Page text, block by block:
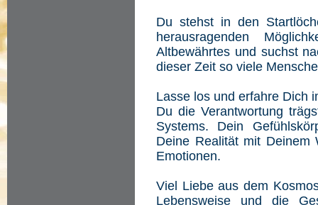
Du stehst in den
herausragenden
Altbewährtes und suchst
dieser Zeit so viele
Lasse los und erfahre Dich
Du die Verantwortung
Systems. Dein
Deine Realität mit Deinem
Emotionen.
Viel Liebe aus dem
Lebensweise und die